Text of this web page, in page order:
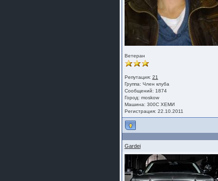
Ветеран
Репутация: 21
Группа: Член клуба
Сообщений: 1874
Город: moskow
Машина: 300С ХЕМИ
Регистрация: 22.10.2011
Gardei